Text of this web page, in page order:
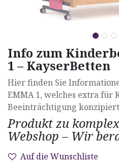
Info zum
1 – KayserBetten
Hier finden Sie
EMMA 1, welches extra für
Beeinträchtigung
Produkt zu
Webshop – Wir
Auf die Wunschliste